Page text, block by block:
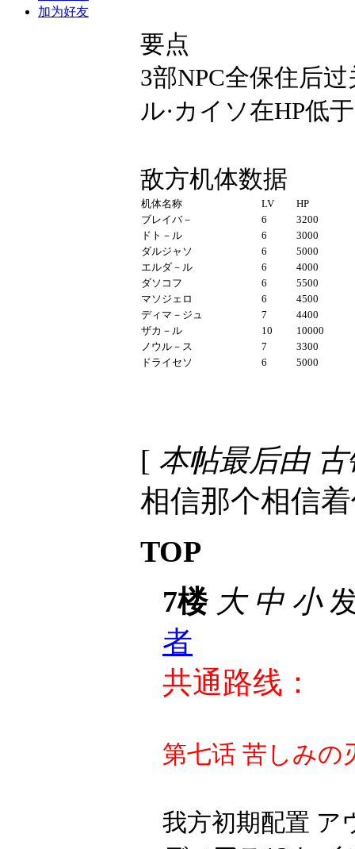
加为好友
要点
3部NPC全保住后
ル·カイソ在HP低于
敌方机体数据
机体名称 LV
HP
ブレイバ－
6
3200
ドト－ル
6
3000
ダルジャソ
6
5000
エルダ－ル
6
4000
ダソコフ
6
5500
マソジェロ
6
4500
ディマ－ジュ
7
4400
ザカ－ル
10
10000
ノウル－ス
7
3300
ドライセソ
6 5000
[ 本帖最后由 古
相信那个相信
TOP
7楼 大 中 小
者
共通路线：
第七话 苦しみの
我方初期配置 ア